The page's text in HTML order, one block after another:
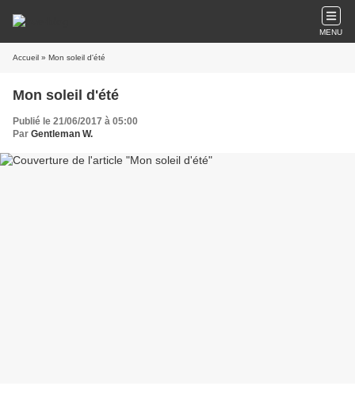
MENU
Accueil » Mon soleil d'été
Mon soleil d'été
Publié le 21/06/2017 à 05:00
Par Gentleman W.